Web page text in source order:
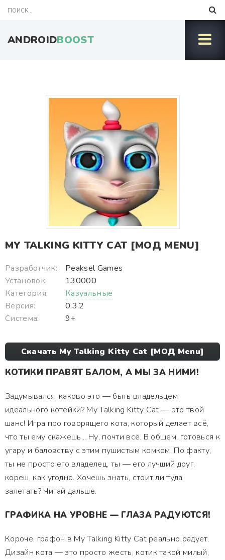
ANDROIDBOOST
MY TALKING KITTY CAT [МОД MENU]
Разработчик:
Peaksel Games
Установок:
130000
Категория:
Казуальные
Версия:
0.3.2
Система:
9+
Скачать My Talking Kitty Cat [МОД Menu]
КОТИКИ ПРАВЯТ БАЛОМ, А МЫ ЗА НИМИ!
Задумывался, каково это — быть владельцем
идеального котейки? My Talking Kitty Cat — это твой
шанс! Игра про говорящего кота, который делает всё,
что ты ему скажешь... Ну, почти всё. В общем, готовься к
угару и баловству с этим пушистым комком. По факту,
ты не просто его владелец, ты — его лучший друг,
кореш, как угодно. Хочешь знать, стоит ли туда
залетать? Читай дальше.
ГРАФИКА НА УРОВНЕ — ГЛАЗА РАДУЮТСЯ!
Короче, графон в My Talking Kitty Cat реально радует.
Дизайн кота — это просто жесть, котик такой милый,